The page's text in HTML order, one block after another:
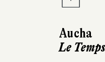
Aucha
Le